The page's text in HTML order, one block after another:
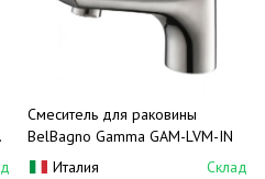
Смеситель для раковины
BelBagno Gamma GAM-LVM-IN
Италия
Склад